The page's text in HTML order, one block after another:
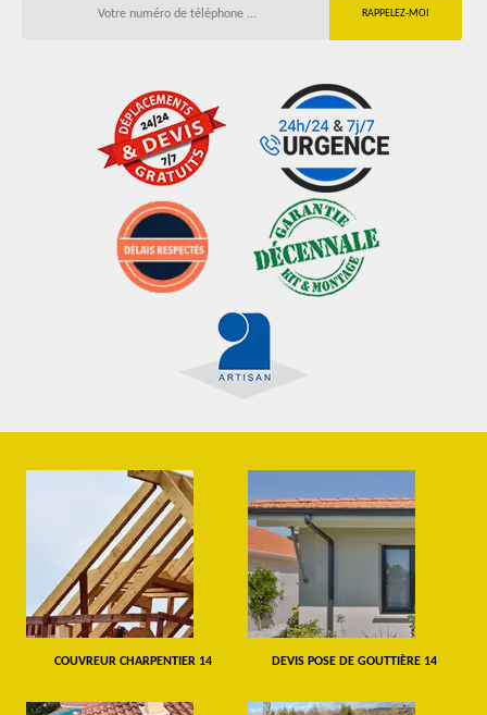
COUVREUR CHARPENTIER 14 DEVIS POSE DE GOUTTIÈRE 14